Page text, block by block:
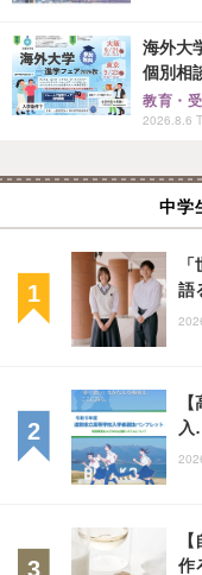
海外大
個別相
教育・
2026.8.6
中学
語
作